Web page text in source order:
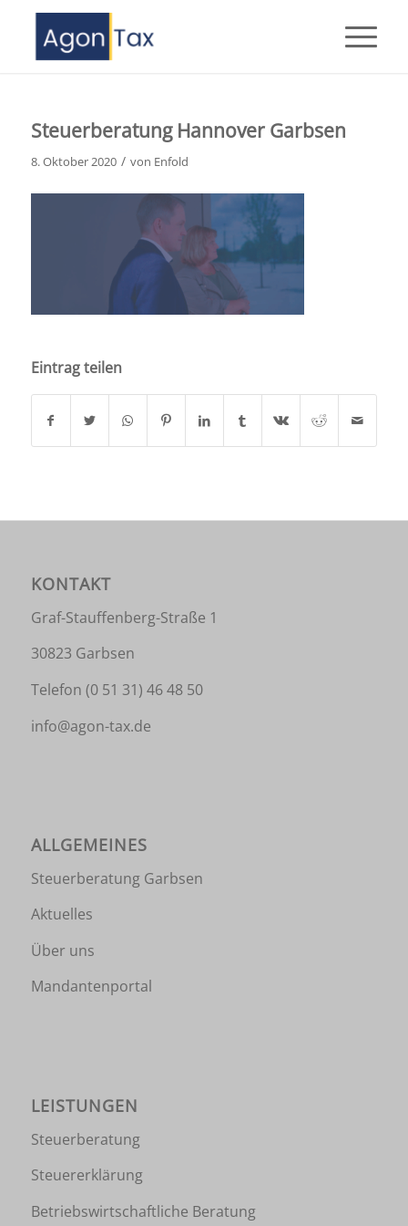
Steuerberatung Hannover Garbsen
8. Oktober 2020 / von Enfold
Eintrag teilen
KONTAKT
Graf-Stauffenberg-Straße 1
30823 Garbsen
Telefon (0 51 31) 46 48 50
info@agon-tax.de
ALLGEMEINES
Steuerberatung Garbsen
Aktuelles
Über uns
Mandantenportal
LEISTUNGEN
Steuerberatung
Steuererklärung
Betriebswirtschaftliche Beratung